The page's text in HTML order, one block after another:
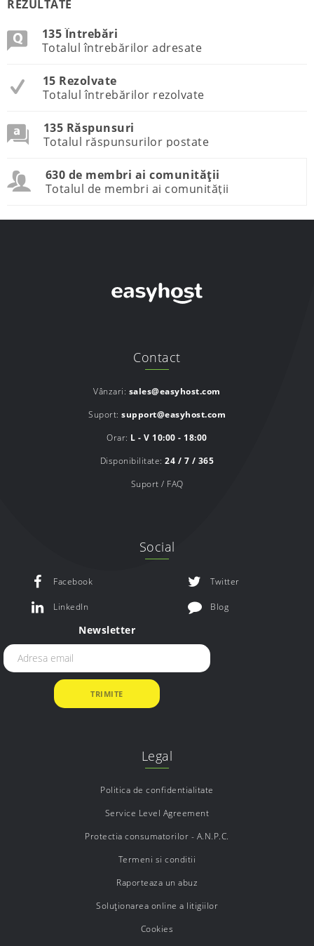
REZULTATE
135 Întrebări
Totalul întrebărilor adresate
15 Rezolvate
Totalul întrebărilor rezolvate
135 Răspunsuri
Totalul răspunsurilor postate
630 de membri ai comunității
Totalul de membri ai comunității
Legal
Politica de confidentialitate
Service Level Agreement
Protectia consumatorilor - A.N.P.C.
Termeni si conditii
Raporteaza un abuz
Soluționarea online a litigiilor
Cookies
Contact
Vânzari: sales@easyhost.com
Suport: support@easyhost.com
Orar: L - V 10:00 - 18:00
Disponibilitate:24 / 7 / 365
Suport / FAQ
Social
Facebook Twitter
LinkedIn Blog
Newsletter